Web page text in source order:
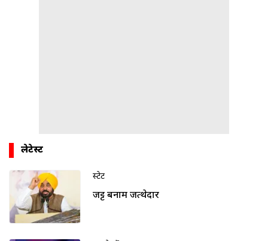
लेटेस्ट
स्टेट
जट्ट बनाम जत्थेदार